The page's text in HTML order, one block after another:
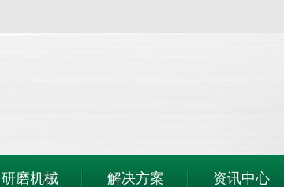
研磨机械 解决方案 资讯中心